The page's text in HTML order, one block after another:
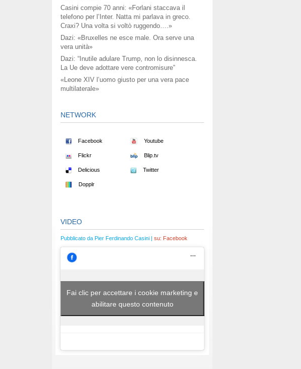
Casini compie 70 anni: «Forlani staccava il
telefono per l’Inter. Natta mi parlava in greco.
Craxi? Una volta si voltò ruggendo….»
Dazi: «Bruxelles ne esce male. Ora serve una
vera unità»
Dazi: “Inutile adulare Trump, non lo disinnesca.
La Ue deve adottare vere contromisure”
«Leone XIV l’uomo giusto per una vera pace
multilaterale»
NETWORK
Facebook Youtube
Flickr Blip.tv
Delicious Twitter
Dopplr
VIDEO
Pubblicato da Pier Ferdinando Casini | su: Facebook
Fai clic per accettare i cookie marketing e
abilitare questo contenuto